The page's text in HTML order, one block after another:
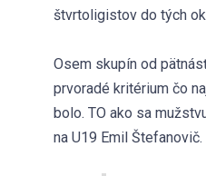
štvrtoligistov do tých
Osem skupín od
prvoradé kritérium čo
bolo. TO ako sa
na U19 Emil Štefanovič.